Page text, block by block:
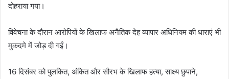
दोहराया गया।
विवेचना के दौरान आरोपियों के खिलाफ अनैतिक देह व्यापार अधिनियम की धाराएं भी
मुकदमे में जोड़ दी गईं।
16 दिसंबर को पुलकित, अंकित और सौरभ के खिलाफ हत्या, साक्ष्य छुपाने,